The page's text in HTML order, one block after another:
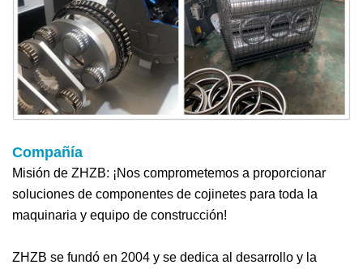
Compañía
Misión de ZHZB: ¡Nos comprometemos a proporcionar
soluciones de componentes de cojinetes para toda la
maquinaria y equipo de construcción!
ZHZB se fundó en 2004 y se dedica al desarrollo y la